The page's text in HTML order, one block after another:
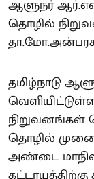
ஆளுநர்
தொழில்
தமிழ்நாடு
நிறுவனங்கள்
தொழில்
அண்டை